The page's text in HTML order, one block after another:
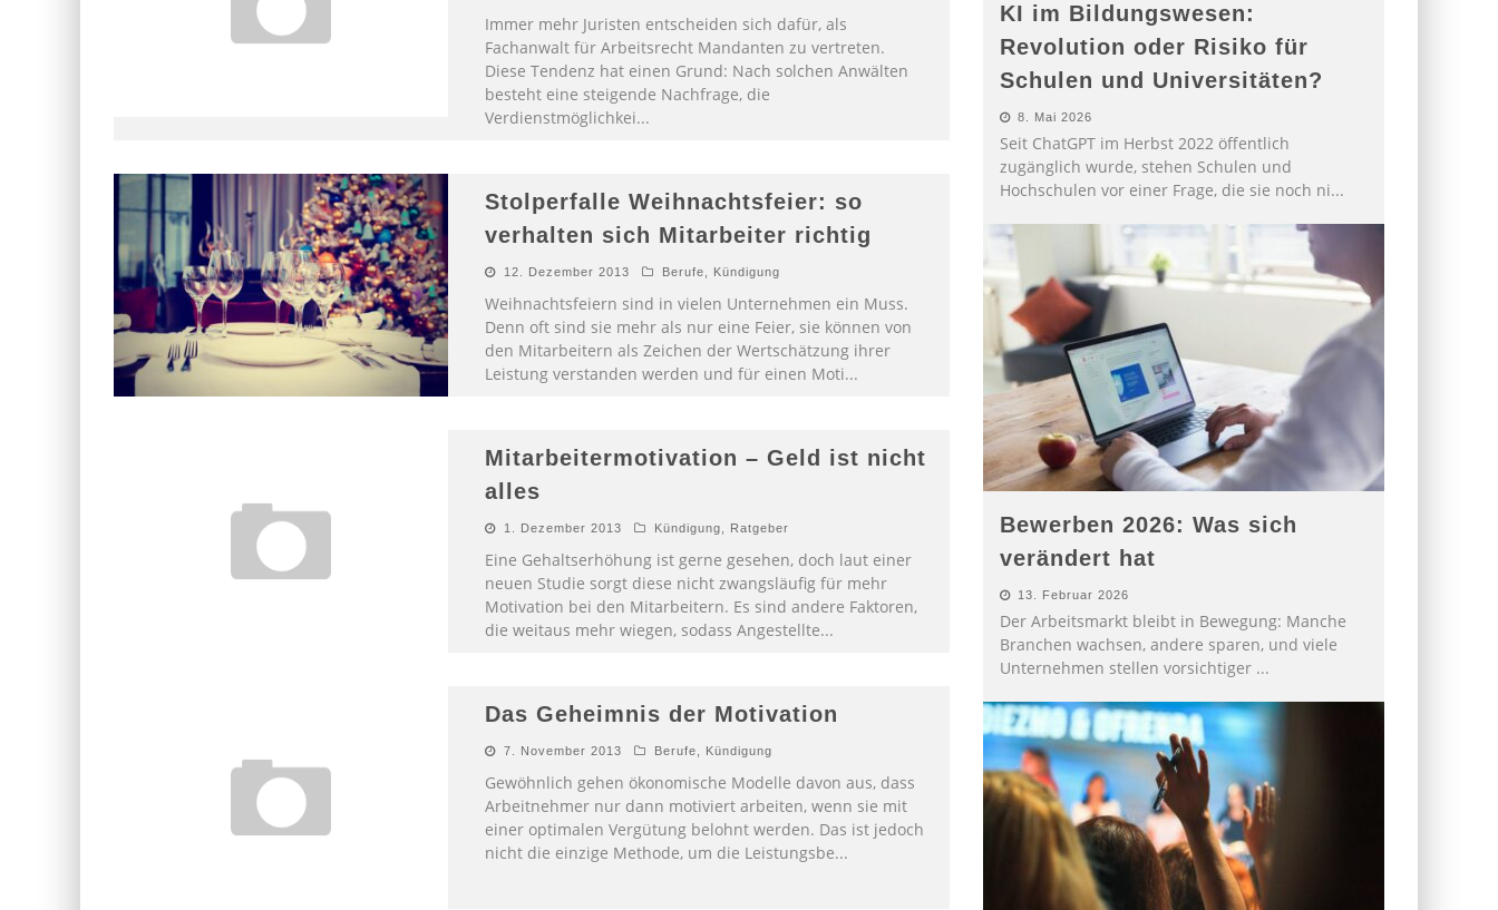
Immer mehr Juristen entscheiden sich dafür, als
Fachanwalt für Arbeitsrecht Mandanten zu vertreten.
Diese Tendenz hat einen Grund: Nach solchen Anwälten
besteht eine steigende Nachfrage, die
Verdienstmöglichkei...
Stolperfalle Weihnachtsfeier: so
verhalten sich Mitarbeiter richtig
12. Dezember 2013 Berufe Kündigung
Weihnachtsfeiern sind in vielen Unternehmen ein Muss.
Denn oft sind sie mehr als nur eine Feier, sie können von
den Mitarbeitern als Zeichen der Wertschätzung ihrer
Leistung verstanden werden und für einen Moti...
Mitarbeitermotivation – Geld ist nicht
alles
1. Dezember 2013 Kündigung Ratgeber
Eine Gehaltserhöhung ist gerne gesehen, doch laut einer
neuen Studie sorgt diese nicht zwangsläufig für mehr
Motivation bei den Mitarbeitern. Es sind andere Faktoren,
die weitaus mehr wiegen, sodass Angestellte...
Das Geheimnis der Motivation
7. November 2013 Berufe Kündigung
Gewöhnlich gehen ökonomische Modelle davon aus, dass
Arbeitnehmer nur dann motiviert arbeiten, wenn sie mit
einer optimalen Vergütung belohnt werden. Das ist jedoch
nicht die einzige Methode, um die Leistungsbe...
KI im Bildungswesen:
Revolution oder Risiko für
Schulen und Universitäten?
8. Mai 2026
Seit ChatGPT im Herbst 2022 öffentlich
zugänglich wurde, stehen Schulen und
Hochschulen vor einer Frage, die sie noch ni...
Bewerben 2026: Was sich
verändert hat
13. Februar 2026
Der Arbeitsmarkt bleibt in Bewegung: Manche
Branchen wachsen, andere sparen, und viele
Unternehmen stellen vorsichtiger ...